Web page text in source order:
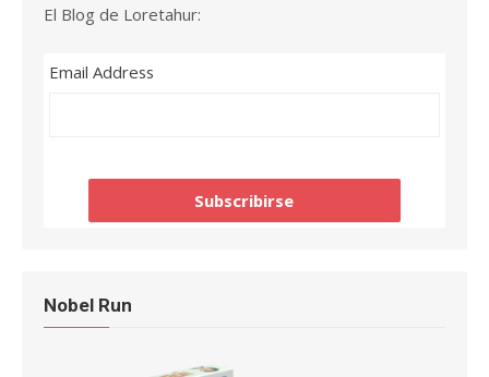
El Blog de Loretahur:
Email Address
Nobel Run